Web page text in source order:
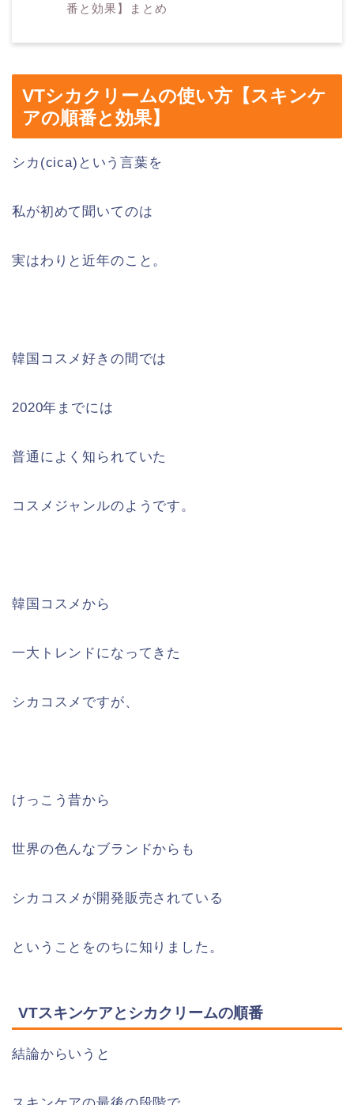
番と効果】まとめ
VTシカクリームの使い方【スキンケ
アの順番と効果】
シカ(cica)という言葉を
私が初めて聞いてのは
実はわりと近年のこと。
韓国コスメ好きの間では
2020年までには
普通によく知られていた
コスメジャンルのようです。
韓国コスメから
一大トレンドになってきた
シカコスメですが、
けっこう昔から
世界の色んなブランドからも
シカコスメが開発販売されている
ということをのちに知りました。
VTスキンケアとシカクリームの順番
結論からいうと